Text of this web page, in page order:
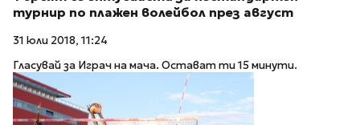
турнир по плажен волейбол през август
31 юли 2018, 11:24
Гласувай за Играч на мача. Остават ти 15 минути.